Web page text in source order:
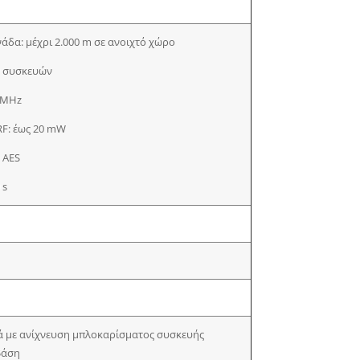
μέχρι 2.000 m σε ανοιχτό χώρο
συσκευών
έως 20 mW
ανίχνευση μπλοκαρίσματος συσκευής